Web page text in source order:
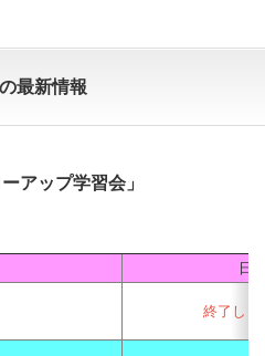
最新情報
アップ学習会」
日
ID 終了しま